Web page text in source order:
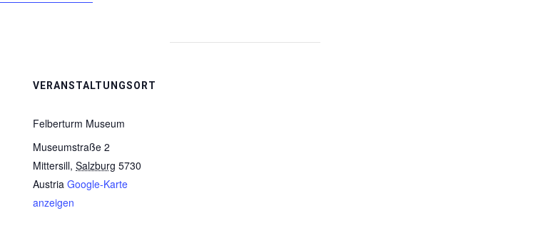
VERANSTALTUNGSORT
Felberturm Museum
Museumstraße 2
Mittersill, Salzburg 5730
Austria Google-Karte
anzeigen